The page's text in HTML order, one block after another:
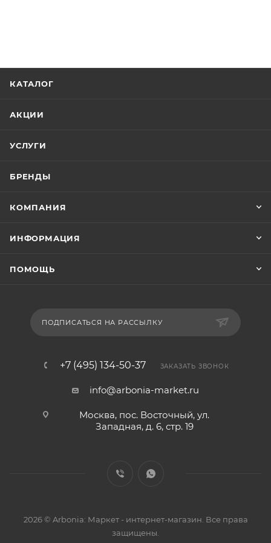
КАТАЛОГ
АКЦИИ
УСЛУГИ
БРЕНДЫ
КОМПАНИЯ
ИНФОРМАЦИЯ
ПОМОЩЬ
ПОДПИСАТЬСЯ НА РАССЫЛКУ
+7 (495) 134-50-37 ЗАКАЗАТЬ ЗВОНОК
info@arbonia-market.ru
Москва, пос. Восточный, ул.
Западная, д. 6, стр. 19
2026 © Arbonia: Маркет - интернет-магазин. Все права
защищены.